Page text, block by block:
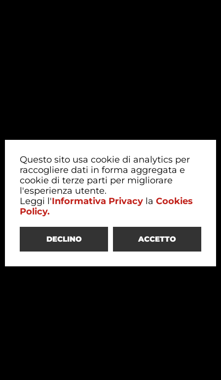
Questo sito usa cookie di analytics per
raccogliere dati in forma aggregata e
cookie di terze parti per migliorare
l'esperienza utente.
Leggi l'Informativa Privacy la Cookies
Policy.
DECLINO ACCETTO